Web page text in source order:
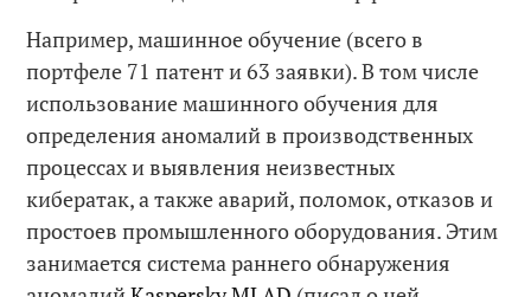
Например, машинное обучение (всего в
портфеле 71 патент и 63 заявки). В том числе
использование машинного обучения для
определения аномалий в производственных
процессах и выявления неизвестных
кибератак, а также аварий, поломок, отказов и
простоев промышленного оборудования. Этим
занимается система раннего обнаружения